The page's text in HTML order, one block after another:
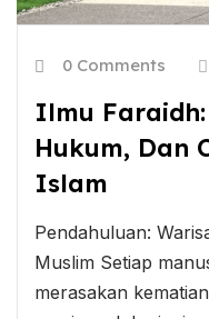
0 Comments
Ilmu
Hukum, Dan
Islam
Pendahuluan:
Muslim Setiap
merasakan